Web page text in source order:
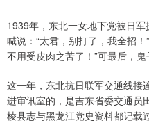
1939年，东北一女地下党被日
喊说：“太君，别打了，我全招
不用受皮肉之苦了！”可最后，
这一年，东北抗日联军交通线接
进审讯室的，是吉东省委交通员
棱县志与黑龙江党史资料都记载